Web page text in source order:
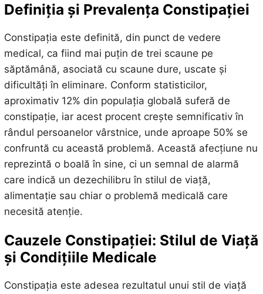
Definiția și Prevalența Constipației
Constipația este definită, din punct de vedere
medical, ca fiind mai puțin de trei scaune pe
săptămână, asociată cu scaune dure, uscate și
dificultăți în eliminare. Conform statisticilor,
aproximativ 12% din populația globală suferă de
constipație, iar acest procent crește semnificativ în
rândul persoanelor vârstnice, unde aproape 50% se
confruntă cu această problemă. Această afecțiune nu
reprezintă o boală în sine, ci un semnal de alarmă
care indică un dezechilibru în stilul de viață,
alimentație sau chiar o problemă medicală care
necesită atenție.
Cauzele Constipației: Stilul de Viață
și Condițiile Medicale
Constipația este adesea rezultatul unui stil de viață